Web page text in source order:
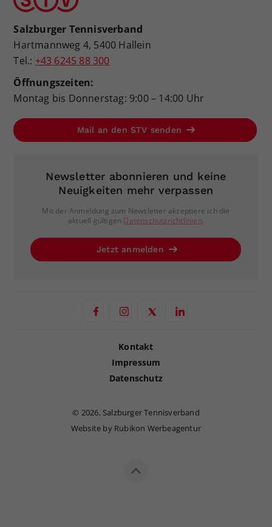
Salzburger Tennisverband
Hartmannweg 4, 5400 Hallein
Tel.: +43 6245 88 300
Öffnungszeiten:
Montag bis Donnerstag: 9:00 – 14:00 Uhr
Mail an den STV senden
Newsletter abonnieren und keine
Neuigkeiten mehr verpassen
Mit der Anmeldung zum Newsletter akzeptiere ich die
aktuell gültigen Datenschutzrichtlinien.
Jetzt anmelden
Kontakt
Impressum
Datenschutz
© 2026, Salzburger Tennisverband
Website by Rubikon Werbeagentur